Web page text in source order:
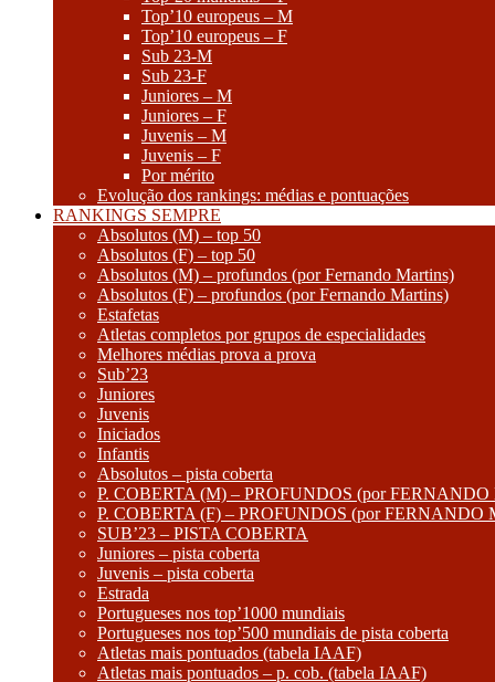
Top’10 europeus – M
Top’10 europeus – F
Sub 23-M
Sub 23-F
Juniores – M
Juniores – F
Juvenis – M
Juvenis – F
Por mérito
Evolução dos rankings: médias e pontuações
RANKINGS SEMPRE
Absolutos (M) – top 50
Absolutos (F) – top 50
Absolutos (M) – profundos (por Fernando Martins)
Absolutos (F) – profundos (por Fernando Martins)
Estafetas
Atletas completos por grupos de especialidades
Melhores médias prova a prova
Sub’23
Juniores
Juvenis
Iniciados
Infantis
Absolutos – pista coberta
P. COBERTA (M) – PROFUNDOS (por
P. COBERTA (F) – PROFUNDOS (por FERNANDO
SUB’23 – PISTA COBERTA
Juniores – pista coberta
Juvenis – pista coberta
Estrada
Portugueses nos top’1000 mundiais
Portugueses nos top’500 mundiais de pista coberta
Atletas mais pontuados (tabela IAAF)
Atletas mais pontuados – p. cob. (tabela IAAF)